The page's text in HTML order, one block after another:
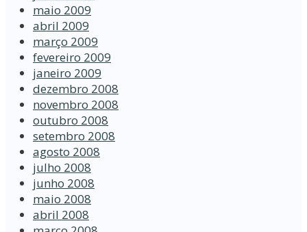
maio 2009
abril 2009
março 2009
fevereiro 2009
janeiro 2009
dezembro 2008
novembro 2008
outubro 2008
setembro 2008
agosto 2008
julho 2008
junho 2008
maio 2008
abril 2008